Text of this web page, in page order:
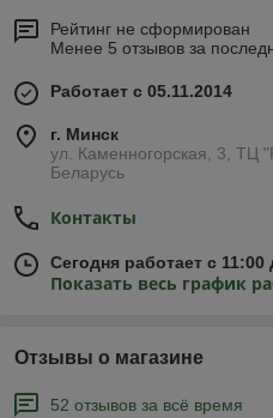
Рейтинг не сформирован
Менее 5 отзывов за
Работает с 05.11.2014
г. Минск
ул. Каменногорская, 3, ТЦ
Беларусь
Контакты
Сегодня работает с 11:00
Показать весь график
Отзывы о магазине
52 отзывов за всё время